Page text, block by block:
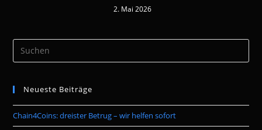
2. Mai 2026
the
Neueste Beiträge
Chain4Coins: dreister Betrug – wir helfen sofort